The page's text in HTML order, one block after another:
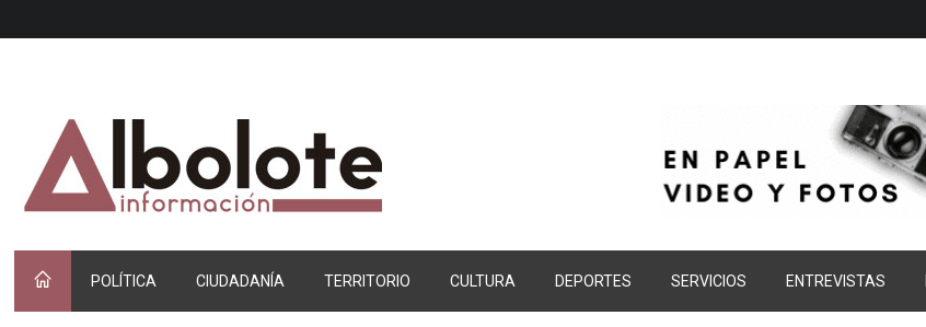
POLÍTICA CIUDADANÍA TERRITORIO CULTURA DEPORTES SERVICIOS ENTREVISTAS